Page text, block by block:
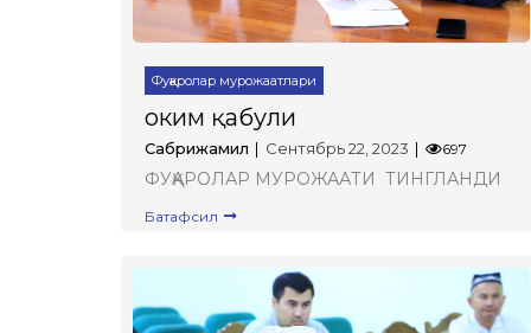
Фуқаролар мурожаатлари
Ҳоким қабули
Сабрижамил Сентябрь 22, 2023 697
ФУҚАРОЛАР МУРОЖААТИ ТИНГЛАНДИ
Батафсил